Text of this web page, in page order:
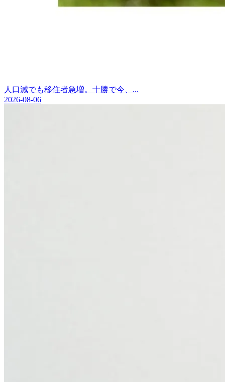
人口減でも移住者急増。十勝で今、...
2026-08-06